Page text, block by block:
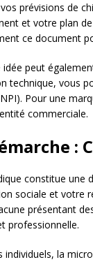
prévisions de
et votre plan
ce document
peut
technique, vous
Pour une
commerciale.
constitue une
sociale et votre
présentant
professionnelle.
individuels, la